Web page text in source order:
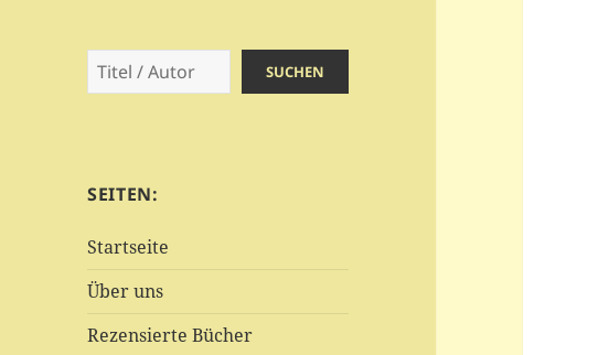
Suchen SUCHEN
SEITEN:
Startseite
Über uns
Rezensierte Bücher